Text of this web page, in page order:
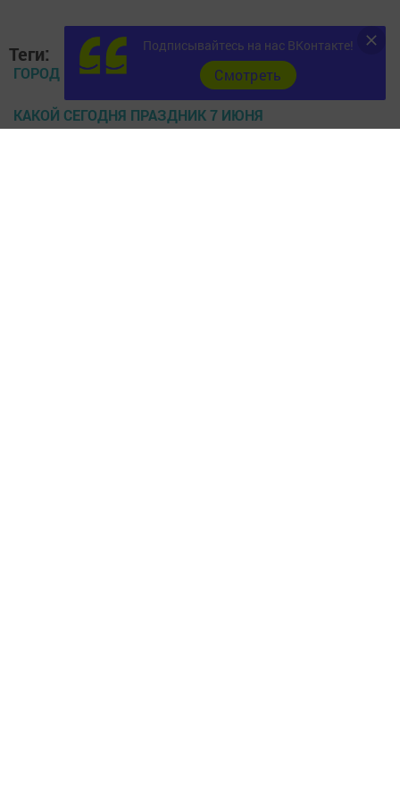
Теги:
ГОРОД ЧИСТОПОЛЬ
КАКОЙ СЕГОДНЯ ПРАЗДНИК 7 ИЮНЯ
Подписывайтесь на нас ВКонтакте!
Cмотреть